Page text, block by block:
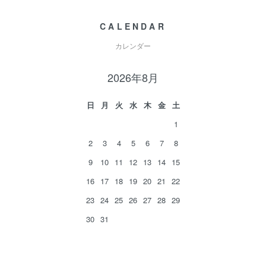
CALENDAR
カレンダー
2026年8月
日 月 火 水 木 金
土
1
2
3 4 5 6 7
8
9
10 11 12 13 14 15
16 17 18 19 20 21
22
23 24 25 26 27 28 29
30 31